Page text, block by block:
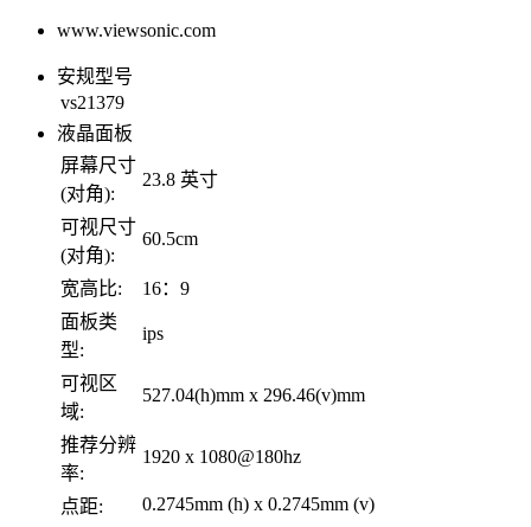
www.viewsonic.com
安规型号
vs21379
液晶面板
屏幕尺寸
(对角):
23.8 英寸
可视尺寸
(对角):
60.5cm
宽高比:
16：9
面板类
型:
ips
可视区
域:
527.04(h)mm x 296.46(v)mm
推荐分辨
率:
1920 x 1080@180hz
点距:
0.2745mm (h) x 0.2745mm (v)